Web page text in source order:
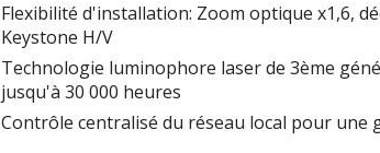
Flexibilité d'installation: Zoom optique x1,6,
Keystone H/V
Technologie luminophore laser de 3ème
jusqu'à 30 000 heures
Contrôle centralisé du réseau local pour une